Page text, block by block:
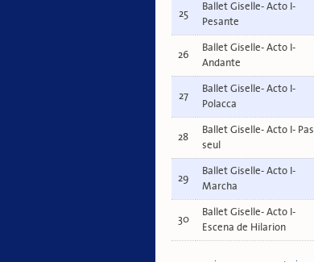
25
Ballet Giselle- Acto I-
Pesante
26
Ballet Giselle- Acto I-
Andante
27
Ballet Giselle- Acto I-
Polacca
28
Ballet Giselle- Acto I- Pas
seul
29
Ballet Giselle- Acto I-
Marcha
30
Ballet Giselle- Acto I-
Escena de Hilarion